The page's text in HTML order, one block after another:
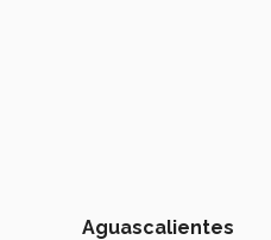
Aguascalientes